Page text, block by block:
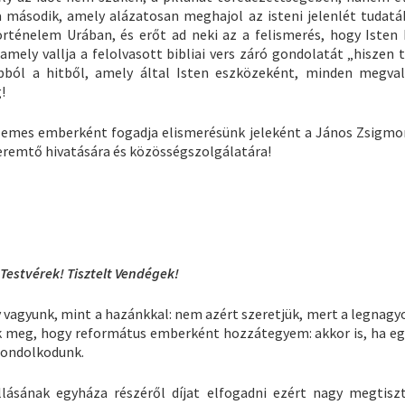
amely alázatosan meghajol az isteni jelenlét
Urában, és erőt ad neki az a felismerés, hogy Isten
vallja a felolvasott bibliai vers záró gondolatát „hiszen
a hitből, amely által Isten eszközeként, minden
emberként fogadja elismerésünk jeleként a János
hivatására és közösségszolgálatára!
Tisztelt Vendégek!
mint a hazánkkal: nem azért szeretjük, mert a
hogy református emberként hozzátegyem: akkor is, ha
egyháza részéről díjat elfogadni ezért nagy